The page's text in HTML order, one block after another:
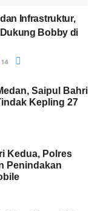
Infrastruktur,
Bobby di
14
Saipul Bahri
Kepling 27
Kedua, Polres
Penindakan